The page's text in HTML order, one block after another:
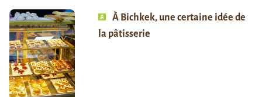
À Bichkek, une certaine idée de
la pâtisserie